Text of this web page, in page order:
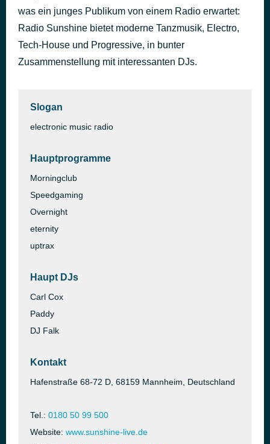
was ein junges Publikum von einem Radio erwartet:
Radio Sunshine bietet moderne Tanzmusik, Electro,
Tech-House und Progressive, in bunter
Zusammenstellung mit interessanten DJs.
Slogan
electronic music radio
Hauptprogramme
Morningclub
Speedgaming
Overnight
eternity
uptrax
Haupt DJs
Carl Cox
Paddy
DJ Falk
Kontakt
Hafenstraße 68-72 D, 68159 Mannheim, Deutschland
Tel.: 0180 50 99 500
Website: www.sunshine-live.de